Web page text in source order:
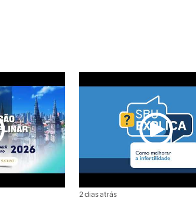
2 dias atrás